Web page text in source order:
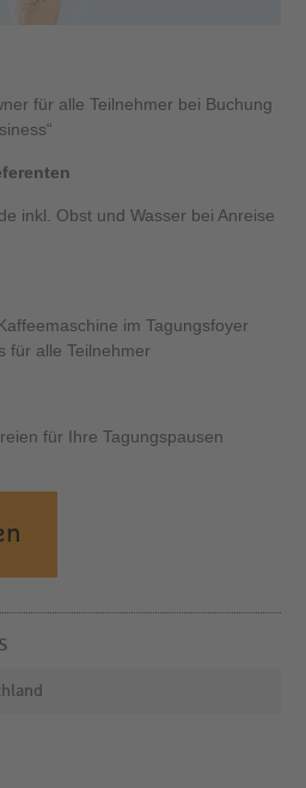
für alle Teilnehmer bei Buchung
inkl. Obst und Wasser bei Anreise
im Tagungsfoyer
für alle Teilnehmer
für Ihre Tagungspausen